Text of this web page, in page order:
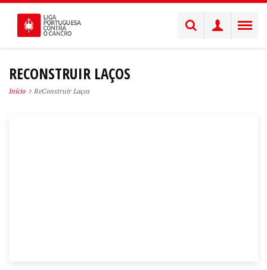
RECONSTRUIR LAÇOS
Início ReConstruir Laços